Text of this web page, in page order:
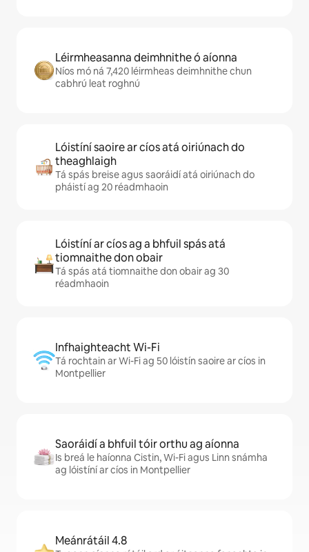
Léirmheasanna deimhnithe ó aíonna
Níos mó ná 7,420 léirmheas deimhnithe chun
cabhrú leat roghnú
Lóistíní saoire ar cíos atá oiriúnach do
theaghlaigh
Tá spás breise agus saoráidí atá oiriúnach do
pháistí ag 20 réadmhaoin
Lóistíní ar cíos ag a bhfuil spás atá
tiomnaithe don obair
Tá spás atá tiomnaithe don obair ag 30
réadmhaoin
Infhaighteacht Wi-Fi
Tá rochtain ar Wi-Fi ag 50 lóistín saoire ar cíos in
Montpellier
Saoráidí a bhfuil tóir orthu ag aíonna
Is breá le haíonna Cistin, Wi-Fi agus Linn snámha
ag lóistíní ar cíos in Montpellier
Meánrátáil 4.8